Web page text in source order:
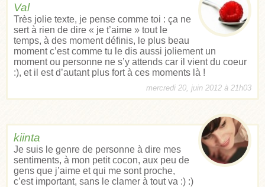
Val
Très jolie texte, je pense comme toi : ça ne
sert à rien de dire « je t’aime » tout le
temps, à des moment définis, le plus beau
moment c’est comme tu le dis aussi joliement un
moment ou personne ne s’y attends car il vient du coeur
:), et il est d’autant plus fort à ces moments là !
mercredi 20, juin 2012 à 21h03
kiinta
Je suis le genre de personne à dire mes
sentiments, à mon petit cocon, aux peu de
gens que j’aime et qui me sont proche,
c’est important, sans le clamer à tout va :) :)